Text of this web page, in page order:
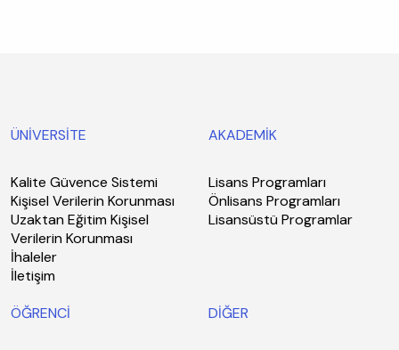
ÜNİVERSİTE
Kalite Güvence Sistemi
Kişisel Verilerin Korunması
Uzaktan Eğitim Kişisel
Verilerin Korunması
İhaleler
İletişim
AKADEMİK
Lisans Programları
Önlisans Programları
Lisansüstü Programlar
ÖĞRENCİ DİĞER